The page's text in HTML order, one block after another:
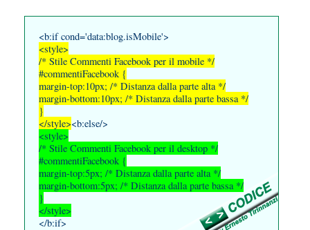
<b:if cond='data:blog.isMobile'>
<style>
/* Stile Commenti Facebook per il mobile */
#commentiFacebook {
margin-top:10px; /* Distanza dalla parte alta */
margin-bottom:10px; /* Distanza dalla parte bassa */
}
</style><b:else/>
<style>
/* Stile Commenti Facebook per il desktop */
#commentiFacebook {
margin-top:5px; /* Distanza dalla parte alta */
margin-bottom:5px; /* Distanza dalla parte bassa */
}
</style>
</b:if>